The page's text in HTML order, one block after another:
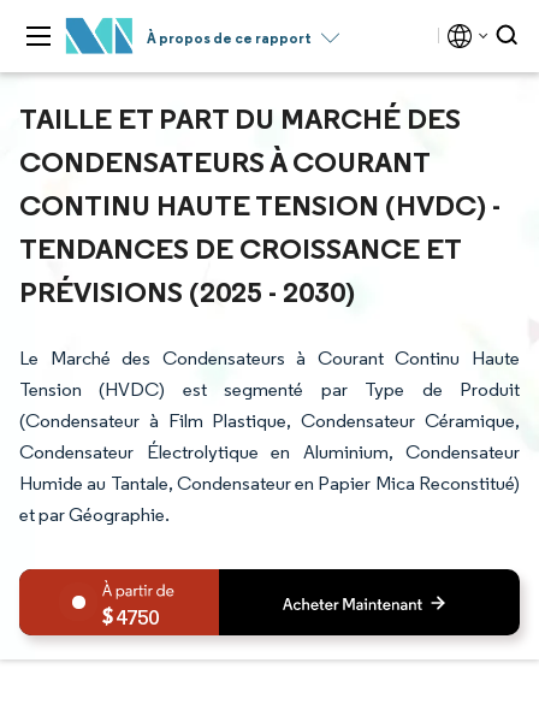
À propos de ce rapport
TAILLE ET PART DU MARCHÉ DES
CONDENSATEURS À COURANT
CONTINU HAUTE TENSION (HVDC) -
TENDANCES DE CROISSANCE ET
PRÉVISIONS (2025 - 2030)
Le Marché des Condensateurs à Courant Continu Haute
Tension (HVDC) est segmenté par Type de Produit
(Condensateur à Film Plastique, Condensateur Céramique,
Condensateur Électrolytique en Aluminium, Condensateur
Humide au Tantale, Condensateur en Papier Mica Reconstitué)
et par Géographie.
4750